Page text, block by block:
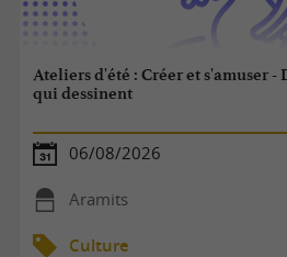
Ateliers d'été : Créer et s'amuser -
qui dessinent
06/08/2026
Aramits
Culture